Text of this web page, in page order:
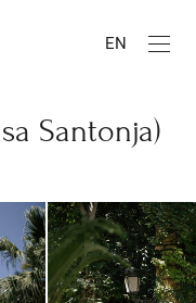
EN
Santonja)